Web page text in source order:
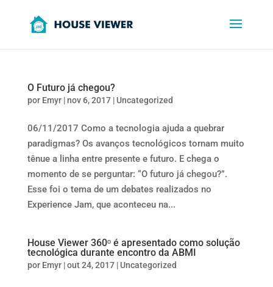
O Futuro já chegou?
por Emyr|nov 6, 2017| Uncategorized
06/11/2017 Como a tecnologia ajuda a quebrar
paradigmas? Os avanços tecnológicos tornam muito
tênue a linha entre presente e futuro. E chega o
momento de se perguntar: “O futuro já chegou?”.
Esse foi o tema de um debates realizados no
Experience Jam, que aconteceu na...
House Viewer 360ᵒ é apresentado como solução
tecnológica durante encontro da ABMI
por Emyr|out 24, 2017| Uncategorized